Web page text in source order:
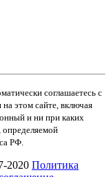
соглашаетесь с
этом сайте, включая
и ни при каких
определяемой
РФ.
2020 Политика